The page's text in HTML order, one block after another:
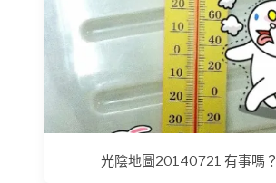
光陰地圖20140721 有事嗎